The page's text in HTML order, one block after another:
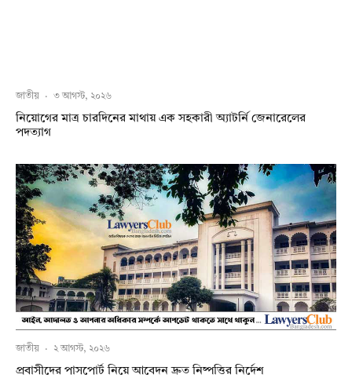
জাতীয় · ৩ আগস্ট, ২০২৬
নিয়োগের মাত্র চারদিনের মাথায় এক সহকারী অ্যাটর্নি জেনারেলের
পদত্যাগ
জাতীয় · ২ আগস্ট, ২০২৬
প্রবাসীদের পাসপোর্ট নিয়ে আবেদন দ্রুত নিষ্পত্তির নির্দেশ